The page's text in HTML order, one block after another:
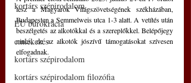
kortárs szépirodalom
EU bürokrácia
emlékezés
kortárs szépirodalom
kortárs szépirodalom filozófia
lesz a Magyarok Világszövetségének székházában,
Budapesten a Semmelweis utca 1-3 alatt. A vetítés után
beszélgetés az alkotókkal és a szereplőkkel. Belépőjegy
nincs, de az alkotók jószívű támogatásokat szívesen
elfogadnak.